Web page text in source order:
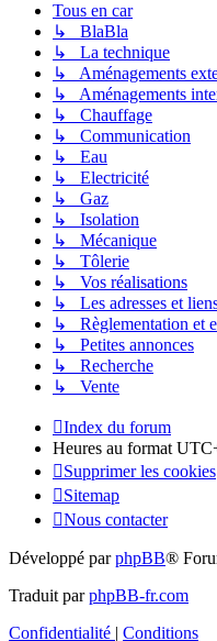
Tous en car
↳ BlaBla
↳ La technique
↳ Aménagements
↳ Aménagements
↳ Chauffage
↳ Communication
↳ Eau
↳ Electricité
↳ Gaz
↳ Isolation
↳ Mécanique
↳ Tôlerie
↳ Vos réalisations
↳ Les adresses et
↳ Règlementation et
↳ Petites annonces
↳ Recherche
↳ Vente
Index du forum
Heures au format
Supprimer les cookies
Sitemap
Nous contacter
Développé parphpBB®
Traduit parphpBB-fr.com
Confidentialité | Conditions